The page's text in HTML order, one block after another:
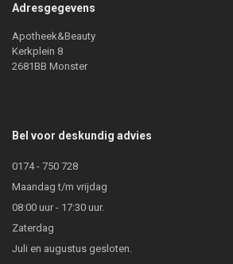
Adresgegevens
Apotheek&Beauty
Kerkplein 8
2681BB Monster
Bel voor deskundig advies
0174 - 750 728
Maandag t/m vrijdag
08:00 uur - 17:30 uur.
Zaterdag
Juli en augustus gesloten.